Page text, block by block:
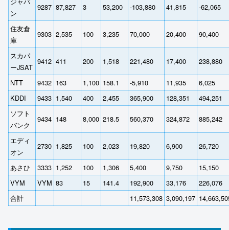
ン
9287 87,827 3 53,200 -103,880 41,815 -62,065
住友倉
庫
9303 2,535 100 3,235 70,000 20,400 90,400
スカパ
ーJSAT
9412 411 200 1,518 221,480 17,400 238,880
NTT 9432 163 1,100 158.1 -5,910 11,935
6,025
KDDI
9433 1,540 400 2,455 365,900 128,351
494,251
ソフト
バンク
9434 148 8,000 218.5 560,370 324,872 885,242
エディ
オン
2730 1,825 100 2,023 19,820 6,900 26,720
あさひ 3333 1,252 100 1,306 5,400 9,750
15,150
VYM
VYM 83 15 141.4 192,900 33,176
226,076
合計
11,573,308 3,090,197